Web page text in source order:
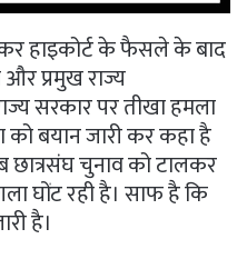
हाइकोर्ट के फैसले के बाद
और प्रमुख राज्य
सरकार पर तीखा हमला
को बयान जारी कर कहा है
चुनाव को टालकर
घोंट रही है। साफ है कि
है।